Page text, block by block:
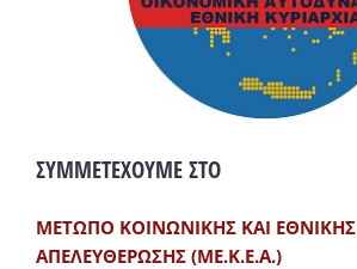
ΣΥΜΜΕΤΕΧΟΥΜΕ ΣΤΟ
ΜΕΤΩΠΟ ΚΟΙΝΩΝΙΚΗΣ ΚΑΙ ΕΘΝΙΚΗΣ
ΑΠΕΛΕΥΘΕΡΩΣΗΣ (ΜΕ.Κ.Ε.Α.)